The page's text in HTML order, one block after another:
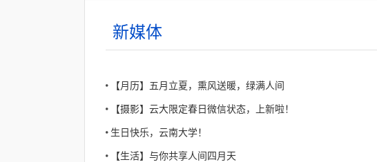
新媒体
【月历】五月立夏，熏风送暖，绿满人间
【摄影】云大限定春日微信状态，上新啦！
生日快乐，云南大学！
【生活】与你共享人间四月天